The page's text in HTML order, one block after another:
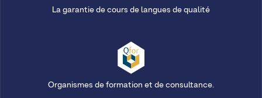
La garantie de cours de langues de qualité
Organismes de formation et de consultance.